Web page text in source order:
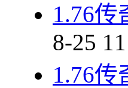
1.76
8-25
1.76传